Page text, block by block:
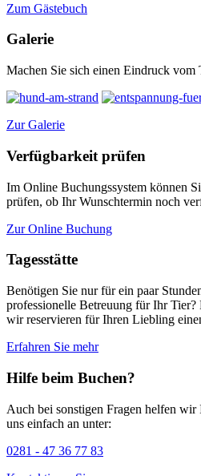
Zum Gästebuch
Galerie
Machen Sie sich einen Eindruck vom
Zur Galerie
Verfügbarkeit prüfen
Im Online Buchungssystem können
prüfen, ob Ihr Wunschtermin noch
Zur Online Buchung
Tagesstätte
Benötigen Sie nur für ein paar
professionelle Betreuung für Ihr
wir reservieren für Ihren Liebling
Erfahren Sie mehr
Hilfe beim Buchen?
Auch bei sonstigen Fragen helfen
uns einfach an unter:
0281 - 47 36 77 83